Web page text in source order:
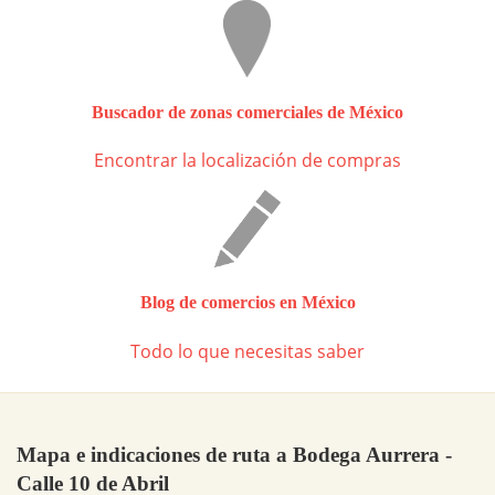
Buscador de zonas comerciales de México
Encontrar la localización de compras
Blog de comercios en México
Todo lo que necesitas saber
Mapa e indicaciones de ruta a Bodega Aurrera -
Calle 10 de Abril